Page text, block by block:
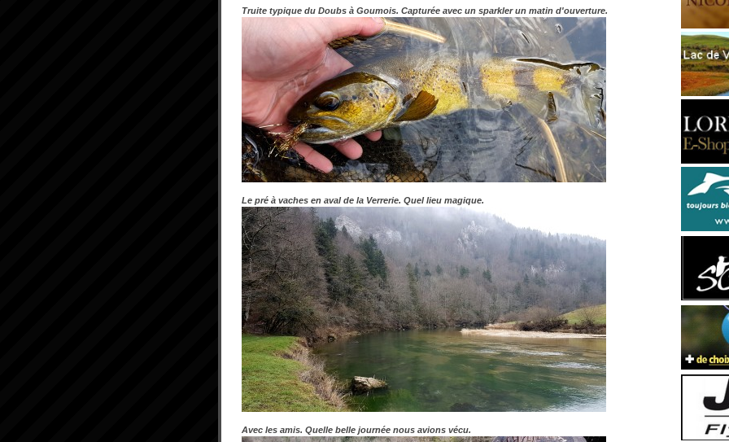
Truite typique du Doubs à Goumois. Capturée avec un sparkler un matin d'ouverture.
Le pré à vaches en aval de la Verrerie. Quel lieu magique.
Avec les amis. Quelle belle journée nous avions vécu.